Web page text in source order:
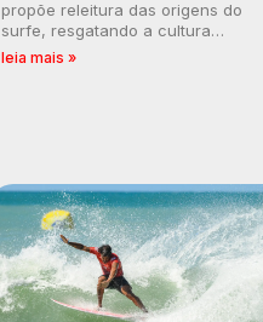
propõe releitura das origens do
surfe, resgatando a cultura
polinésia e questionando a visão
leia mais »